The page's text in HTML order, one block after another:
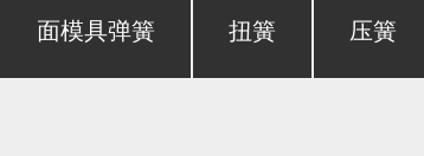
截面模具弹簧 扭簧 压簧